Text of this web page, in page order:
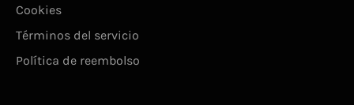
Cookies
Términos del servicio
Política de reembolso